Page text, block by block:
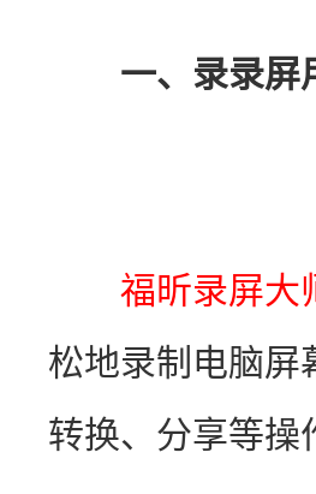
一、录录屏
福昕录屏大
松地录制电脑屏
转换、分享等操